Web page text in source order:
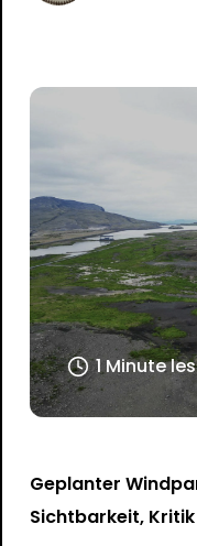
1 Minute
Geplanter
Sichtbarkeit,